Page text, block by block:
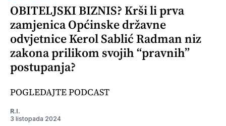
OBITELJSKI BIZNIS? Krši li prva
zamjenica Općinske državne
odvjetnice Kerol Sablić Radman niz
zakona prilikom svojih “pravnih”
postupanja?
POGLEDAJTE PODCAST
R.I.
3 listopada 2024